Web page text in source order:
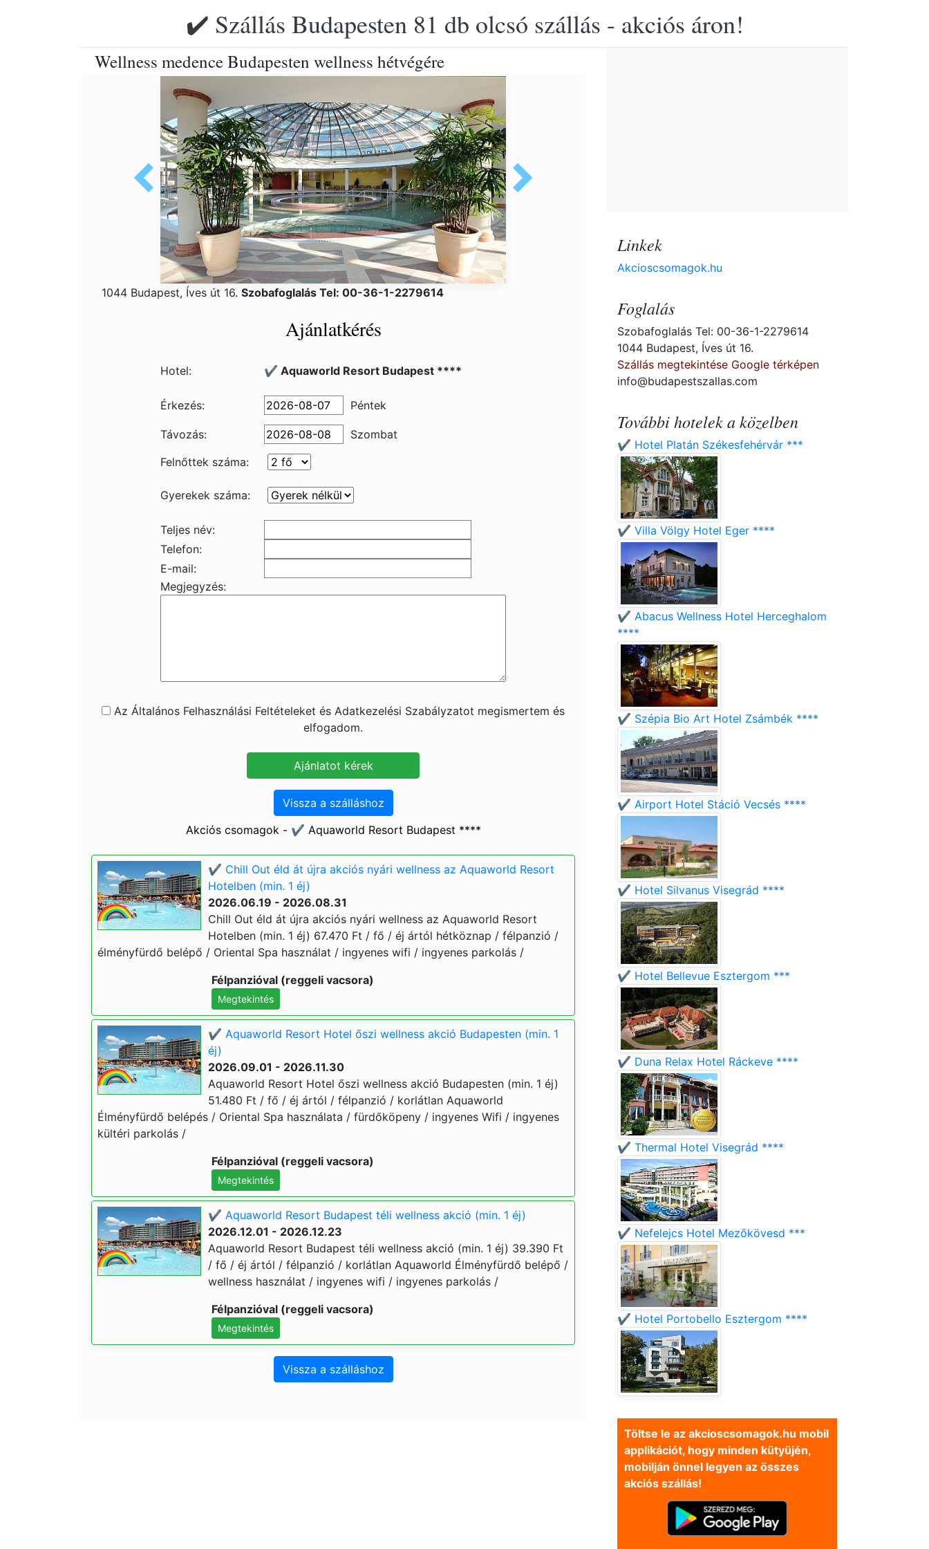
✔️ Szállás Budapesten 81 db olcsó szállás - akciós áron!
Wellness medence Budapesten wellness hétvégére
1044 Budapest, Íves út 16. Szobafoglalás Tel: 00-36-1-2279614
Ajánlatkérés
Hotel: ✔️ Aquaworld Resort Budapest ****
Érkezés: Péntek
Távozás:
Szombat
Felnőttek száma:
Gyerekek száma:
Teljes név:
Telefon:
E-mail:
Megjegyzés:
Az Általános Felhasználási Feltételeket és Adatkezelési Szabályzatot megismertem és
elfogadom.
Vissza a szálláshoz
Akciós csomagok - ✔️ Aquaworld Resort Budapest ****
✔️ Chill Out éld át újra akciós nyári wellness az Aquaworld Resort
Hotelben (min. 1 éj)
2026.06.19 - 2026.08.31
Chill Out éld át újra akciós nyári wellness az Aquaworld Resort
Hotelben (min. 1 éj) 67.470 Ft / fő / éj ártól hétköznap / félpanzió /
élményfürdő belépő / Oriental Spa használat / ingyenes wifi / ingyenes parkolás /
Félpanzióval (reggeli vacsora)
Megtekintés
✔️ Aquaworld Resort Hotel őszi wellness akció Budapesten (min. 1
éj)
2026.09.01 - 2026.11.30
Aquaworld Resort Hotel őszi wellness akció Budapesten (min. 1 éj)
51.480 Ft / fő / éj ártól / félpanzió / korlátlan Aquaworld
Élményfürdő belépés / Oriental Spa használata / fürdőköpeny / ingyenes Wifi / ingyenes
kültéri parkolás /
Félpanzióval (reggeli vacsora)
Megtekintés
✔️ Aquaworld Resort Budapest téli wellness akció (min. 1 éj)
2026.12.01 - 2026.12.23
Aquaworld Resort Budapest téli wellness akció (min. 1 éj) 39.390 Ft
/ fő / éj ártól / félpanzió / korlátlan Aquaworld Élményfürdő belépő /
wellness használat / ingyenes wifi / ingyenes parkolás /
Félpanzióval (reggeli vacsora)
Megtekintés
Vissza a szálláshoz
Linkek
Akcioscsomagok.hu
Foglalás
Szobafoglalás Tel: 00-36-1-2279614
1044 Budapest, Íves út 16.
Szállás megtekintése Google térképen
info@budapestszallas.com
További hotelek a közelben
✔️ Hotel Platán Székesfehérvár ***
✔️ Villa Völgy Hotel Eger ****
✔️ Abacus Wellness Hotel Herceghalom
****
✔️ Szépia Bio Art Hotel Zsámbék ****
✔️ Airport Hotel Stáció Vecsés ****
✔️ Hotel Silvanus Visegrád ****
✔️ Hotel Bellevue Esztergom ***
✔️ Duna Relax Hotel Ráckeve ****
✔️ Thermal Hotel Visegrád ****
✔️ Nefelejcs Hotel Mezőkövesd ***
✔️ Hotel Portobello Esztergom ****
Töltse le az akcioscsomagok.hu mobil
applikációt, hogy minden kütyüjén,
mobilján önnel legyen az összes
akciós szállás!